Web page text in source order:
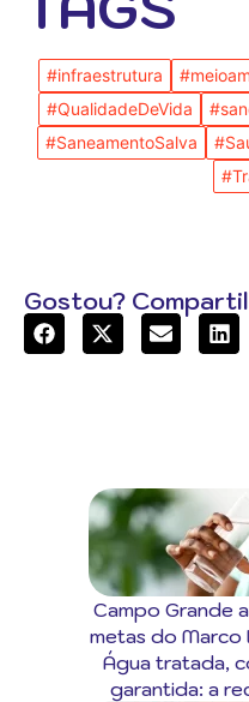
#infraestrutura
#QualidadeDeVida
#SaneamentoSalva
Gostou?
Campo Grande
metas do Marco
Água tratada,
garantida: a